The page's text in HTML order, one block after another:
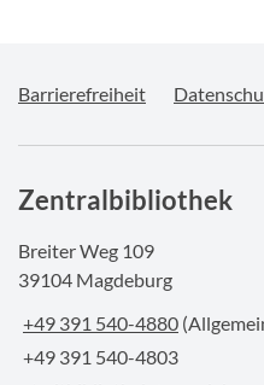
Barrierefreiheit
Zentralbibliothek
Breiter Weg 109
39104 Magdeburg
+49 391 540-4880
+49 391 540-4803